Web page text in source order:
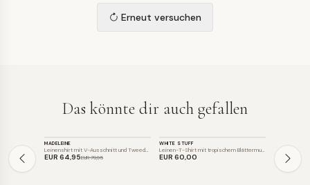
Erneut versuchen
Das könnte dir auch gefallen
SALE
MADELEINE
Leinenshirt mit V-Ausschnitt und Tweed-…
EUR 64,95EUR 79,95
WHITE STUFF
Leinen-T-Shirt mit tropischem Blättermu…
EUR 60,00
SALE
EUR 69